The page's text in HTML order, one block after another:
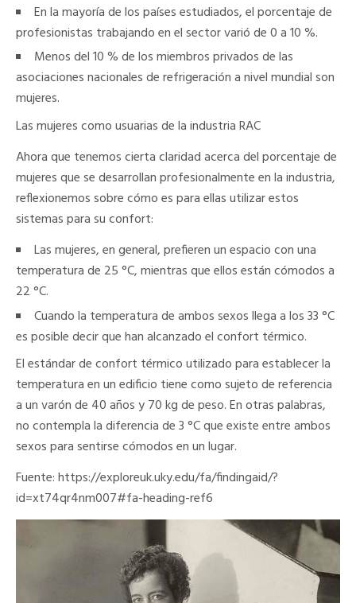
En la mayoría de los países estudiados, el porcentaje de
profesionistas trabajando en el sector varió de 0 a 10 %.
Menos del 10 %de los miembros privados de las
asociaciones nacionales de refrigeración a nivel mundial son
mujeres.
Las mujeres como usuarias de la industria RAC
Ahora que tenemos cierta claridad acerca del porcentaje de
mujeres que se desarrollan profesionalmente en la industria,
reflexionemos sobre cómo es para ellas utilizar estos
sistemas para su confort:
Las mujeres, en general, prefieren un espacio con una
temperatura de 25 °C, mientras que ellos están cómodos a
22 °C.
Cuando la temperatura de ambos sexos llega a los 33 °C
es posible decir que han alcanzado el confort térmico.
El estándar de confort térmico utilizado para establecer la
temperatura en un edificio tiene como sujeto de referencia
a un varón de 40 años y 70 kg de peso. En otras palabras,
no contempla la diferencia de 3 °C que existe entre ambos
sexos para sentirse cómodos en un lugar.
Fuente: https://exploreuk.uky.edu/fa/findingaid/?
id=xt74qr4nm007#fa-heading-ref6